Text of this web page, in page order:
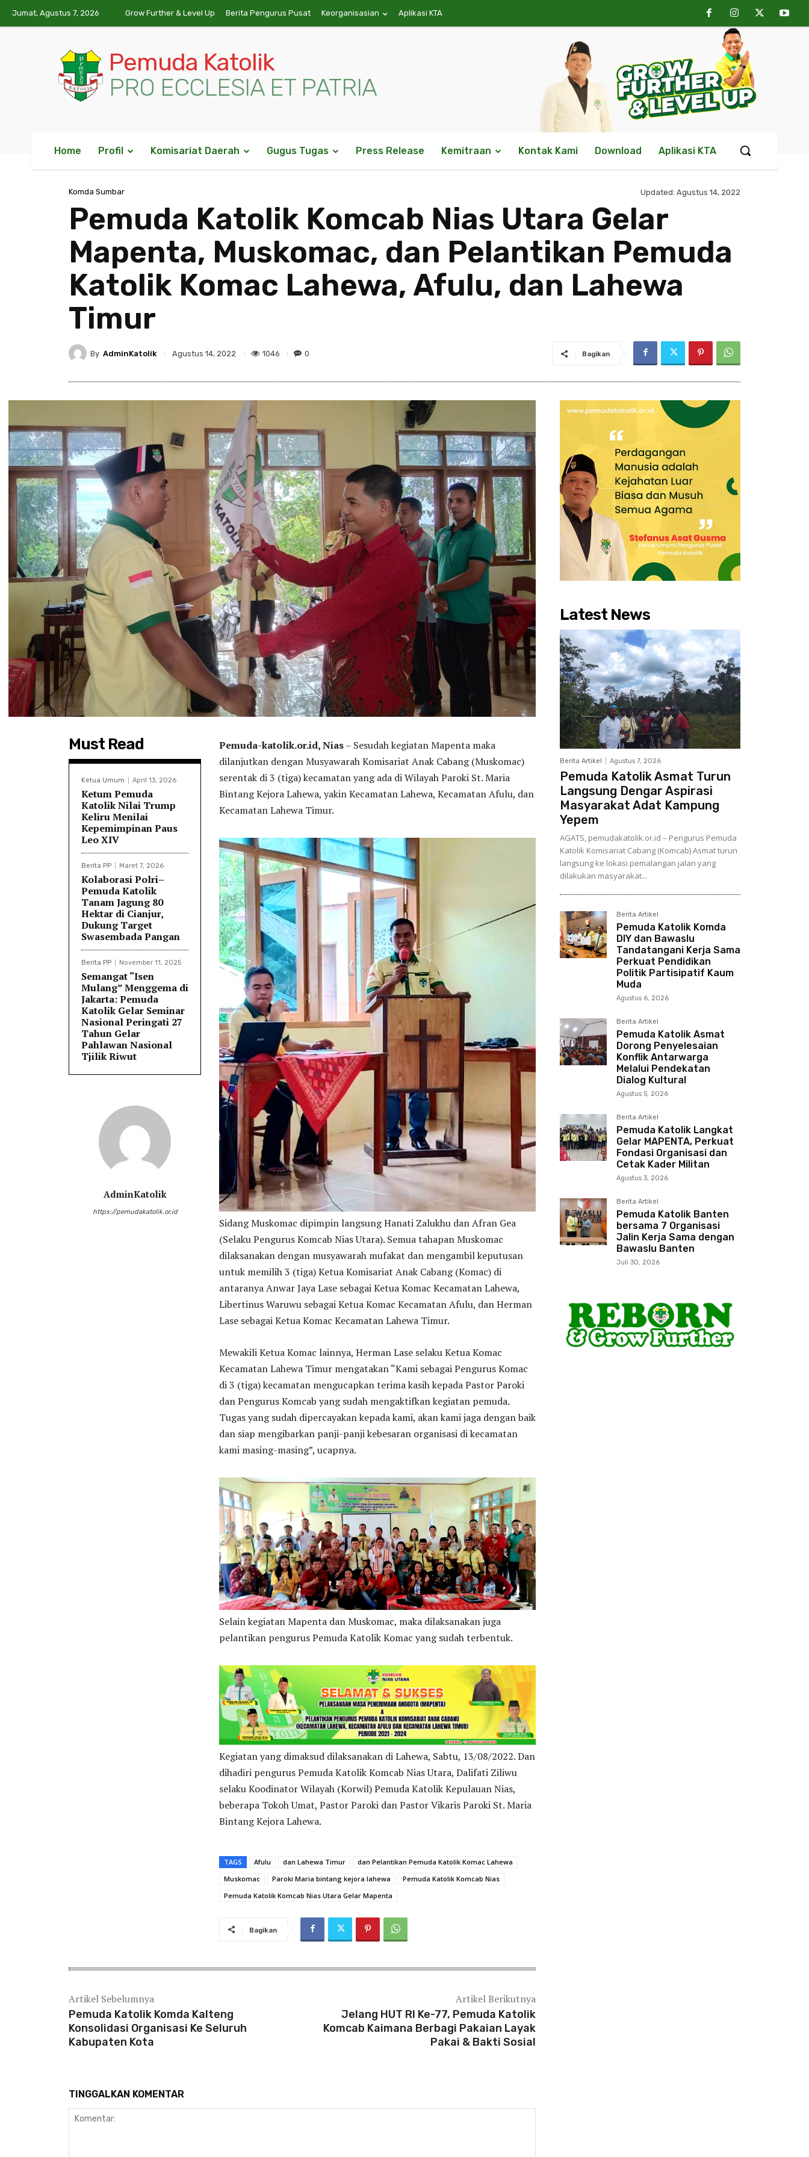
Jumat, Agustus 7, 2026 Grow Further & Level Up Berita Pengurus Pusat Keorganisasian Aplikasi KTA
Pemuda Katolik
PRO ECCLESIA ET PATRIA
Home Profil Komisariat Daerah Gugus Tugas Press Release Kemitraan Kontak Kami Download Aplikasi KTA
Komda Sumbar Updated: Agustus 14, 2022
Pemuda Katolik Komcab Nias Utara Gelar
Mapenta, Muskomac, dan Pelantikan Pemuda
Katolik Komac Lahewa, Afulu, dan Lahewa
Timur
By AdminKatolik Agustus 14, 2022 1046 0 Bagikan
Must Read
Ketua Umum April 13, 2026
Ketum Pemuda
Katolik Nilai Trump
Keliru Menilai
Kepemimpinan Paus
Leo XIV
Berita PP Maret 7, 2026
Kolaborasi Polri–
Pemuda Katolik
Tanam Jagung 80
Hektar di Cianjur,
Dukung Target
Swasembada Pangan
Berita PP November 11, 2025
Semangat “Isen
Mulang” Menggema di
Jakarta: Pemuda
Katolik Gelar Seminar
Nasional Peringati 27
Tahun Gelar
Pahlawan Nasional
Tjilik Riwut
AdminKatolik
https://pemudakatolik.or.id
Pemuda-katolik.or.id, Nias– Sesudah kegiatan Mapenta maka
dilanjutkan dengan Musyawarah Komisariat Anak Cabang (Muskomac)
serentak di 3 (tiga) kecamatan yang ada di Wilayah Paroki St. Maria
Bintang Kejora Lahewa, yakin Kecamatan Lahewa, Kecamatan Afulu, dan
Kecamatan Lahewa Timur.
Sidang Muskomac dipimpin langsung Hanati Zalukhu dan Afran Gea
(Selaku Pengurus Komcab Nias Utara). Semua tahapan Muskomac
dilaksanakan dengan musyawarah mufakat dan mengambil keputusan
untuk memilih 3 (tiga) Ketua Komisariat Anak Cabang (Komac) di
antaranya Anwar Jaya Lase sebagai Ketua Komac Kecamatan Lahewa,
Libertinus Waruwu sebagai Ketua Komac Kecamatan Afulu, dan Herman
Lase sebagai Ketua Komac Kecamatan Lahewa Timur.
Mewakili Ketua Komac lainnya, Herman Lase selaku Ketua Komac
Kecamatan Lahewa Timur mengatakan “Kami sebagai Pengurus Komac
di 3 (tiga) kecamatan mengucapkan terima kasih kepada Pastor Paroki
dan Pengurus Komcab yang sudah mengaktifkan kegiatan pemuda.
Tugas yang sudah dipercayakan kepada kami, akan kami jaga dengan baik
dan siap mengibarkan panji-panji kebesaran organisasi di kecamatan
kami masing-masing”, ucapnya.
Selain kegiatan Mapenta dan Muskomac, maka dilaksanakan juga
pelantikan pengurus Pemuda Katolik Komac yang sudah terbentuk.
Kegiatan yang dimaksud dilaksanakan di Lahewa, Sabtu, 13/08/2022. Dan
dihadiri pengurus Pemuda Katolik Komcab Nias Utara, Dalifati Ziliwu
selaku Koodinator Wilayah (Korwil) Pemuda Katolik Kepulauan Nias,
beberapa Tokoh Umat, Pastor Paroki dan Pastor Vikaris Paroki St. Maria
Bintang Kejora Lahewa.
TAGS Afulu dan Lahewa Timur
dan Pelantikan Pemuda Katolik Komac Lahewa
Muskomac
Paroki Maria bintang kejora lahewa
Pemuda Katolik Komcab Nias
Pemuda Katolik Komcab Nias Utara Gelar Mapenta
Bagikan
Artikel Sebelumnya
Pemuda Katolik Komda Kalteng
Konsolidasi Organisasi Ke Seluruh
Kabupaten Kota
Artikel Berikutnya
Jelang HUT RI Ke-77, Pemuda Katolik
Komcab Kaimana Berbagi Pakaian Layak
Pakai & Bakti Sosial
TINGGALKAN KOMENTAR
Latest News
Berita Artikel Agustus 7, 2026
Pemuda Katolik Asmat Turun
Langsung Dengar Aspirasi
Masyarakat Adat Kampung
Yepem
AGATS, pemudakatolik.or.id – Pengurus Pemuda
Katolik Komisariat Cabang (Komcab) Asmat turun
langsung ke lokasi pemalangan jalan yang
dilakukan masyarakat...
Berita Artikel
Pemuda Katolik Komda
DIY dan Bawaslu
Tandatangani Kerja Sama
Perkuat Pendidikan
Politik Partisipatif Kaum
Muda
Agustus 6, 2026
Berita Artikel
Pemuda Katolik Asmat
Dorong Penyelesaian
Konflik Antarwarga
Melalui Pendekatan
Dialog Kultural
Agustus 5, 2026
Berita Artikel
Pemuda Katolik Langkat
Gelar MAPENTA, Perkuat
Fondasi Organisasi dan
Cetak Kader Militan
Agustus 3, 2026
Berita Artikel
Pemuda Katolik Banten
bersama 7 Organisasi
Jalin Kerja Sama dengan
Bawaslu Banten
Juli 30, 2026